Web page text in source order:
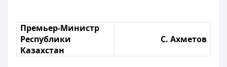
Премьер-Министр
Республики
Казахстан
С. Ахметов